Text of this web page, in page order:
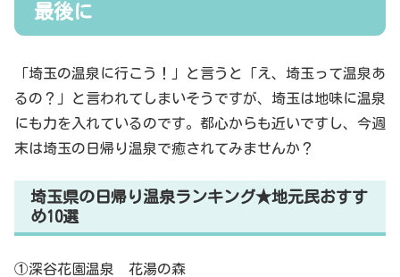
最後に
「埼玉の温泉に行こう！」と言うと「え、埼玉って温泉あ
るの？」と言われてしまいそうですが、埼玉は地味に温泉
にも力を入れているのです。都心からも近いですし、今週
末は埼玉の日帰り温泉で癒されてみませんか？
埼玉県の日帰り温泉ランキング★地元民おすす
め10選
①深谷花園温泉 花湯の森